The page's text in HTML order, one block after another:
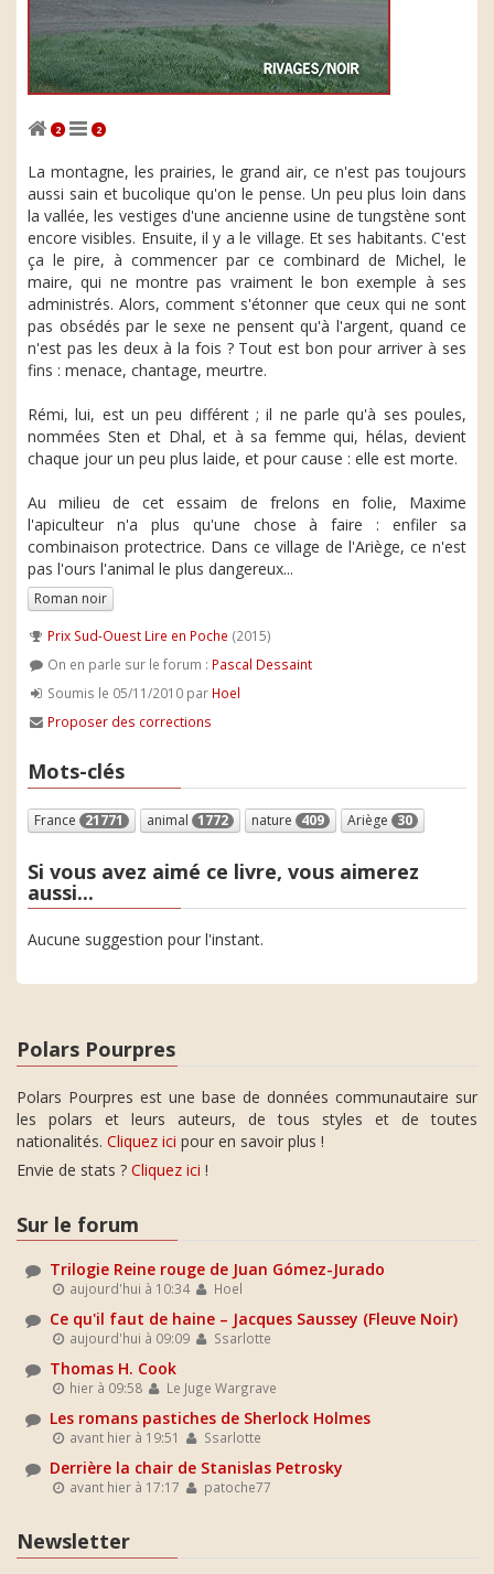
2 2
La montagne, les prairies, le grand air, ce n'est pas toujours
aussi sain et bucolique qu'on le pense. Un peu plus loin dans
la vallée, les vestiges d'une ancienne usine de tungstène sont
encore visibles. Ensuite, il y a le village. Et ses habitants. C'est
ça le pire, à commencer par ce combinard de Michel, le
maire, qui ne montre pas vraiment le bon exemple à ses
administrés. Alors, comment s'étonner que ceux qui ne sont
pas obsédés par le sexe ne pensent qu'à l'argent, quand ce
n'est pas les deux à la fois ? Tout est bon pour arriver à ses
fins : menace, chantage, meurtre.
Rémi, lui, est un peu différent ; il ne parle qu'à ses poules,
nommées Sten et Dhal, et à sa femme qui, hélas, devient
chaque jour un peu plus laide, et pour cause : elle est morte.
Au milieu de cet essaim de frelons en folie, Maxime
l'apiculteur n'a plus qu'une chose à faire : enfiler sa
combinaison protectrice. Dans ce village de l'Ariège, ce n'est
pas l'ours l'animal le plus dangereux...
Roman noir
Prix Sud-Ouest Lire en Poche (2015)
On en parle sur le forum : Pascal Dessaint
Soumis le 05/11/2010 par Hoel
Proposer des corrections
Mots-clés
France 21771 animal 1772 nature 409 Ariège 30
Si vous avez aimé ce livre, vous aimerez
aussi...
Aucune suggestion pour l'instant.
Polars Pourpres
Polars Pourpres est une base de données communautaire sur
les polars et leurs auteurs, de tous styles et de toutes
nationalités. Cliquez ici pour en savoir plus !
Envie de stats ? Cliquez ici !
Sur le forum
Trilogie Reine rouge de Juan Gómez-Jurado
aujourd'hui à 10:34 Hoel
Ce qu'il faut de haine – Jacques Saussey (Fleuve Noir)
aujourd'hui à 09:09 Ssarlotte
Thomas H. Cook
hier à 09:58 Le Juge Wargrave
Les romans pastiches de Sherlock Holmes
avant hier à 19:51 Ssarlotte
Derrière la chair de Stanislas Petrosky
avant hier à 17:17 patoche77
Newsletter